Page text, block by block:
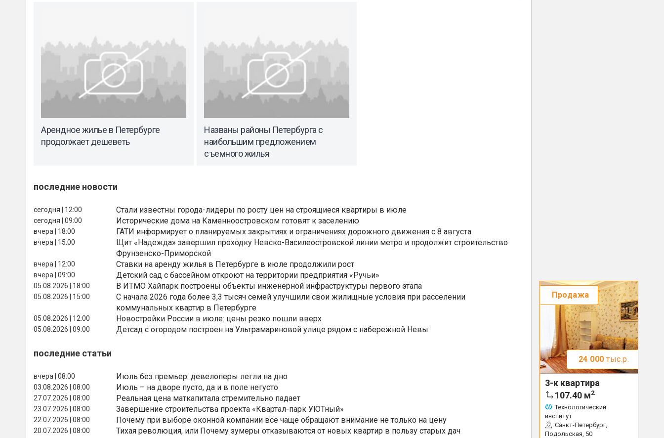
Арендное жилье в Петербурге
Названы районы Петербурга с
наибольшим предложением
сегодня | 12:00 Стали известны города-лидеры по росту цен на строящиеся квартиры в июле
сегодня | 09:00 Исторические дома на Каменноостровском готовят к заселению
вчера | 18:00 ГАТИ информирует о планируемых закрытиях и ограничениях дорожного движения с 8 августа
Щит «Надежда» завершил проходку Невско-Василеостровской линии метро и продолжит строительство
Фрунзенско-Приморской
вчера | 12:00 Ставки на аренду жилья в Петербурге в июле продолжили рост
вчера | 09:00 Детский сад с бассейном откроют на территории предприятия «Ручьи»
05.08.2026 | 18:00 В ИТМО Хайпарк построены объекты инженерной инфраструктуры первого этапа
С начала 2026 года более 3,3 тысяч семей улучшили свои жилищные условия при расселении
коммунальных квартир в Петербурге
05.08.2026 | 12:00 Новостройки России в июле: цены резко пошли вверх
вчера | 08:00 Июль без премьер: девелоперы легли на дно
03.08.2026 | 08:00 Июль – на дворе пусто, да и в поле негусто
27.07.2026 | 08:00 Реальная цена маткапитала стремительно падает
23.07.2026 | 08:00 Завершение строительства проекта «Квартал-парк УЮТный»
22.07.2026 | 08:00 Почему при выборе оконной компании все чаще обращают внимание не только на цену
Продажа
24 000 тыс.р.
3-к квартира
107.40 м2
Технологический
институт
Санкт-Петербург,
Подольская, 50